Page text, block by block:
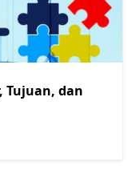
Tujuan, dan